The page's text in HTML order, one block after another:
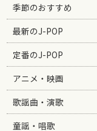
季節のおすすめ
最新のJ-POP
定番のJ-POP
アニメ・映画
歌謡曲・演歌
童謡・唱歌